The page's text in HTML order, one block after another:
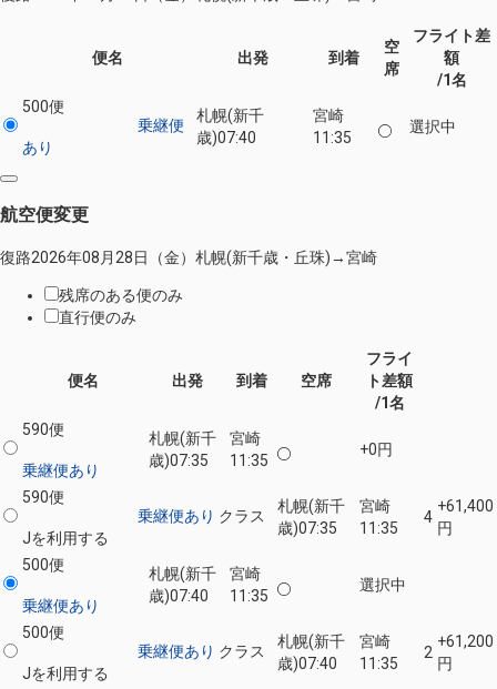
便名 出発 到着
空
席
フライト差
額
/1名
500便
乗継便
あり
札幌(新千
歳)07:40
宮崎
11:35
選択中
航空便変更
復路2026年08月28日（金） 札幌(新千歳・丘珠)→宮崎
残席のある便のみ
直行便のみ
便名 出発 到着 空席
フライ
ト差額
/1名
590便
乗継便あり
札幌(新千
歳)07:35
宮崎
11:35
+0円
590便
乗継便あり クラス
Jを利用する
札幌(新千
歳)07:35
宮崎
11:35
4
+61,400
円
500便
乗継便あり
札幌(新千
歳)07:40
宮崎
11:35
選択中
500便
乗継便あり クラス
Jを利用する
札幌(新千
歳)07:40
宮崎
11:35
2
+61,200
円